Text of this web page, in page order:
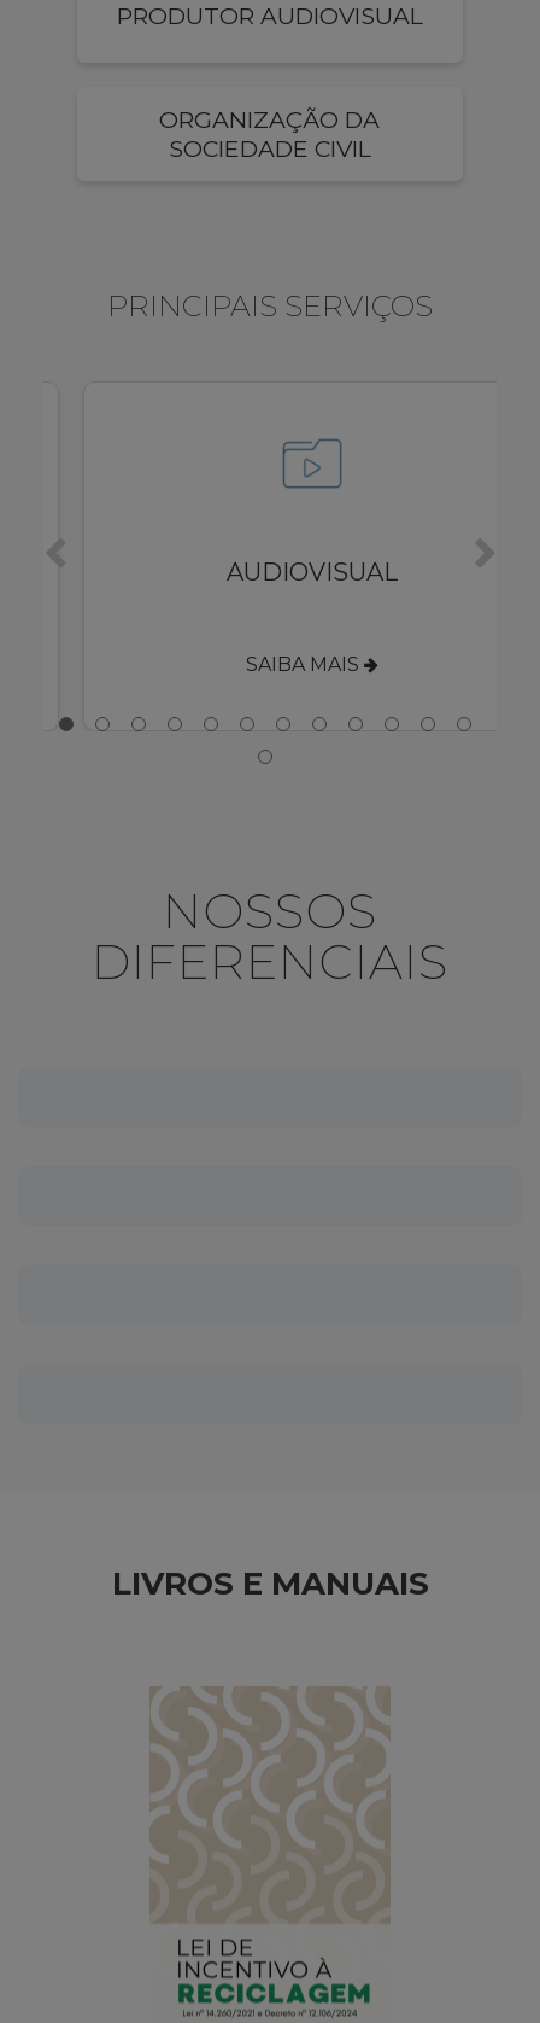
PRODUTOR AUDIOVISUAL
ORGANIZAÇÃO DA
SOCIEDADE CIVIL
PRINCIPAIS SERVIÇOS
AUDIOVISUAL
SAIBA MAIS
NOSSOS
DIFERENCIAIS
LIVROS E MANUAIS